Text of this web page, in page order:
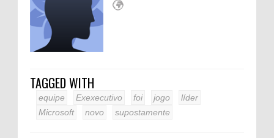
TAGGED WITH
equipe Exexecutivo foi jogo
líder
Microsoft
novo supostamente